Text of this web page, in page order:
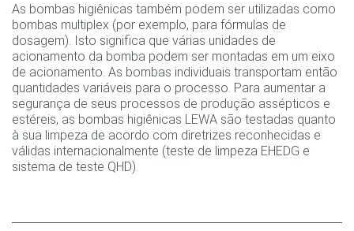
As bombas higiênicas também podem ser utilizadas como
bombas multiplex (por exemplo, para fórmulas de
dosagem). Isto significa que várias unidades de
acionamento da bomba podem ser montadas em um eixo
de acionamento. As bombas individuais transportam então
quantidades variáveis para o processo. Para aumentar a
segurança de seus processos de produção assépticos e
estéreis, as bombas higiênicas LEWA são testadas quanto
à sua limpeza de acordo com diretrizes reconhecidas e
válidas internacionalmente (teste de limpeza EHEDG e
sistema de teste QHD).